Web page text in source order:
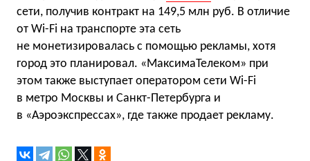
сети, получив контракт на 149,5 млн руб. В отличие
от Wi-Fi на транспорте эта сеть
не монетизировалась с помощью рекламы, хотя
город это планировал. «МаксимаТелеком» при
этом также выступает оператором сети Wi-Fi
в метро Москвы и Санкт-Петербурга и
в «Аэроэкспрессах», где также продает рекламу.